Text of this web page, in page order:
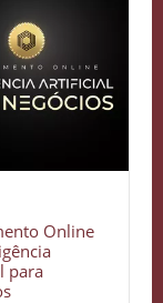
Online
para